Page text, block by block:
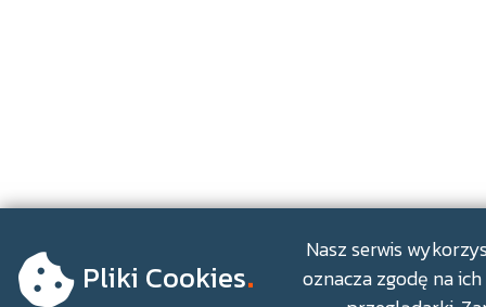
Pliki Cookies.
Nasz serwis
oznacza zgodę na